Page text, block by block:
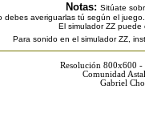
Notas: Sitúate
debes averiguarlas tú según el
El simulador ZZ
Para sonido en el simulador ZZ,
Resolución 800x600
Comunidad
Gabriel